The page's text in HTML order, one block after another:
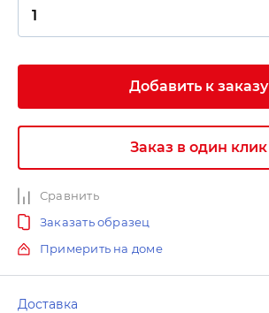
Добавить к заказу
Заказ в один клик
Сравнить
Заказать образец
Примерить на доме
Доставка